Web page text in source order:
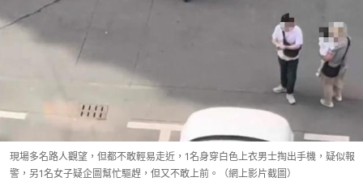
現場多名路人觀望，但都不敢輕易走近，1名身穿白色上衣男士掏出手機，疑似報
警，另1名女子疑企圖幫忙驅趕，但又不敢上前。（網上影片截圖）